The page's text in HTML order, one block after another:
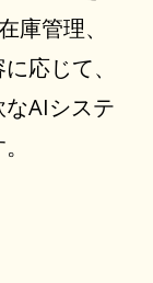
庫管理、
応じて、
AIシステ